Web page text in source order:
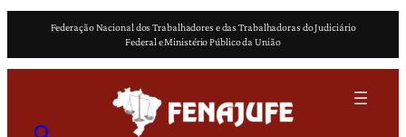
o
Federação Nacional dos Trabalhadores e das Trabalhadoras do Judiciário
Federal e Ministério Público da União